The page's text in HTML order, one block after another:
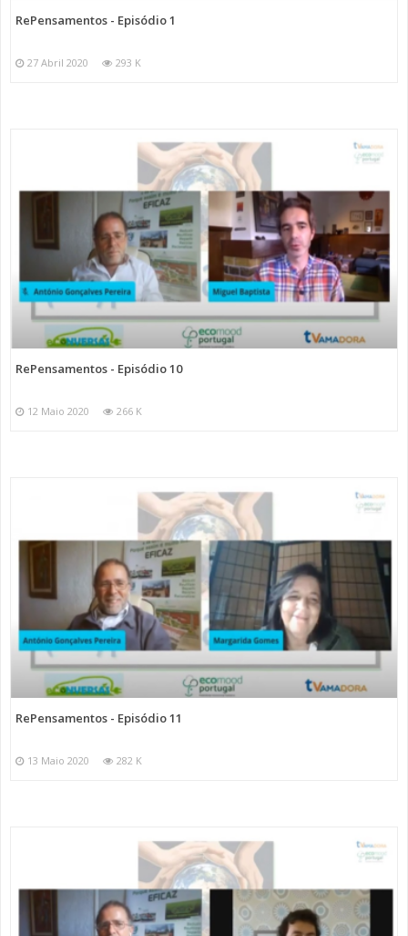
RePensamentos - Episódio 1
27 Abril 2020 293 K
RePensamentos - Episódio 10
12 Maio 2020 266 K
RePensamentos - Episódio 11
13 Maio 2020 282 K